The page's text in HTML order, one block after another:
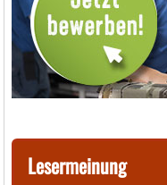
Lesermeinung